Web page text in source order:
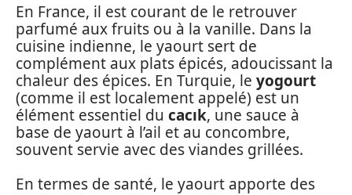
En France, il est courant de le retrouver
parfumé aux fruits ou à la vanille. Dans la
cuisine indienne, le yaourt sert de
complément aux plats épicés, adoucissant la
chaleur des épices. En Turquie, le yogourt
(comme il est localement appelé) est un
élément essentiel du cacık, une sauce à
base de yaourt à l’ail et au concombre,
souvent servie avec des viandes grillées.
En termes de santé, le yaourt apporte des